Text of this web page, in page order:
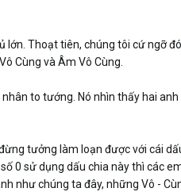
Thoạt tiên, chúng tôi cứ ngỡ
Cùng và Âm Vô Cùng.
to tướng. Nó nhìn thấy hai
tưởng làm loạn được với cái
0 sử dụng dấu chia này thì các
như chúng ta đây, những Vô -